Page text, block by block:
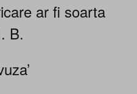
ar fi soarta
B.